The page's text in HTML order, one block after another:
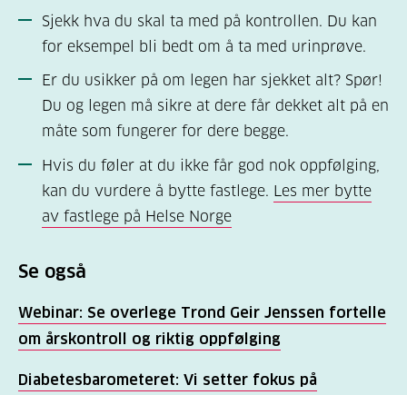
Sjekk hva du skal ta med på kontrollen. Du kan
for eksempel bli bedt om å ta med urinprøve.
Er du usikker på om legen har sjekket alt? Spør!
Du og legen må sikre at dere får dekket alt på en
måte som fungerer for dere begge.
Hvis du føler at du ikke får god nok oppfølging,
kan du vurdere å bytte fastlege. Les mer bytte
av fastlege på Helse Norge
Se også
Webinar: Se overlege Trond Geir Jenssen fortelle
om årskontroll og riktig oppfølging
Diabetesbarometeret: Vi setter fokus på